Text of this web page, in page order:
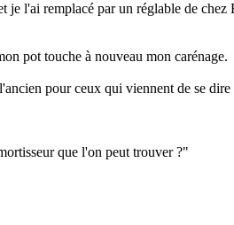
je l'ai remplacé par un réglable de chez
pot touche à nouveau mon carénage.
pour ceux qui viennent de se
que l'on peut trouver ?"